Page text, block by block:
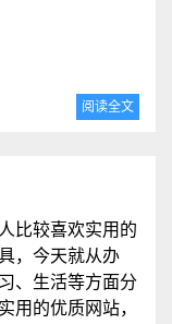
阅读全文
比较喜欢实用的
，今天就从办
、生活等方面分
用的优质网站，